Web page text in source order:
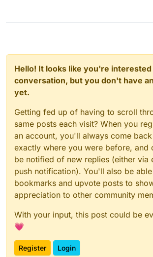
Hello! It looks like you're
conversation, but you don't have
yet.
Getting fed up of having to scroll
same posts each visit? When you
an account, you'll always come
exactly where you were before, and
be notified of new replies (either via
push notification). You'll also be
bookmarks and upvote posts to
appreciation to other community
With your input, this post could be
💗
Register Login